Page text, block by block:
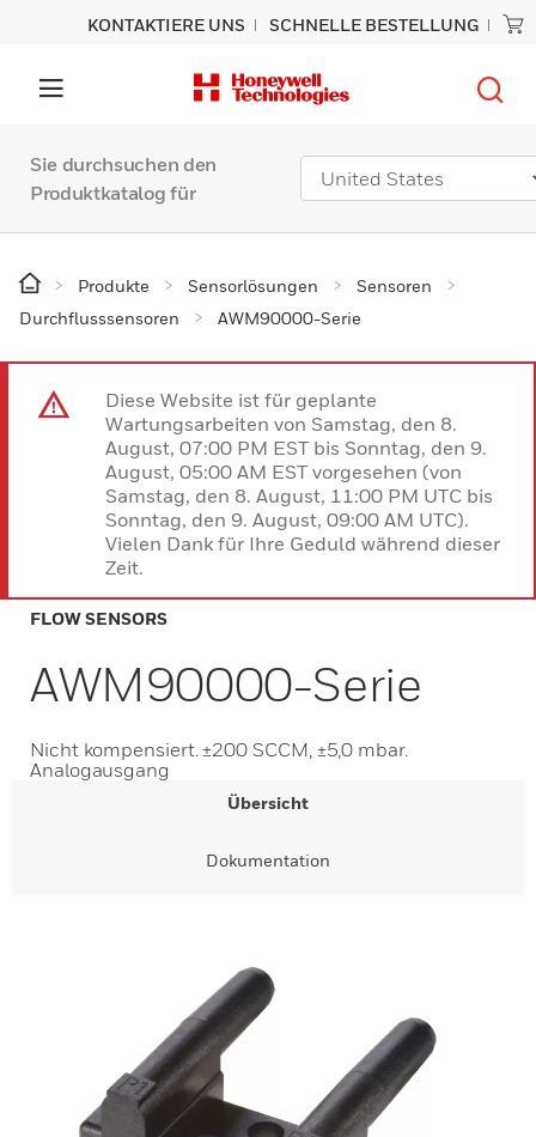
KONTAKTIERE UNS SCHNELLE BESTELLUNG
Sie durchsuchen den
Produktkatalog für
Produkte Sensorlösungen
Sensoren
Durchflusssensoren
AWM90000-Serie
Diese Website ist für geplante
Wartungsarbeiten von Samstag, den 8.
August, 07:00 PM EST bis Sonntag, den 9.
August, 05:00 AM EST vorgesehen (von
Samstag, den 8. August, 11:00 PM UTC bis
Sonntag, den 9. August, 09:00 AM UTC).
Vielen Dank für Ihre Geduld während dieser
Zeit.
FLOW SENSORS
AWM90000-Serie
Nicht kompensiert. ±200 SCCM, ±5,0 mbar.
Analogausgang
Übersicht
Dokumentation